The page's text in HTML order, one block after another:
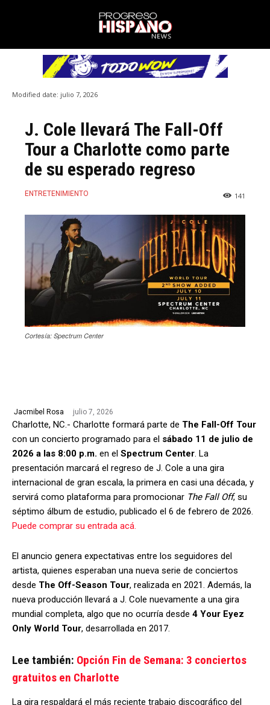
Modified date: julio 7, 2026
J. Cole llevará The Fall-Off
Tour a Charlotte como parte
de su esperado regreso
ENTRETENIMIENTO 141
Cortesía: Spectrum Center
Jacmibel Rosa julio 7, 2026
Charlotte, NC.- Charlotte formará parte de The Fall-Off Tour
con un concierto programado para el sábado 11 de julio de
2026 a las 8:00 p.m. en el Spectrum Center. La
presentación marcará el regreso de J. Cole a una gira
internacional de gran escala, la primera en casi una década, y
servirá como plataforma para promocionar The Fall Off, su
séptimo álbum de estudio, publicado el 6 de febrero de 2026.
Puede comprar su entrada acá.
El anuncio genera expectativas entre los seguidores del
artista, quienes esperaban una nueva serie de conciertos
desde The Off-Season Tour, realizada en 2021. Además, la
nueva producción llevará a J. Cole nuevamente a una gira
mundial completa, algo que no ocurría desde 4 Your Eyez
Only World Tour, desarrollada en 2017.
Lee también: Opción Fin de Semana: 3 conciertos
gratuitos en Charlotte
La gira respaldará el más reciente trabajo discográfico del